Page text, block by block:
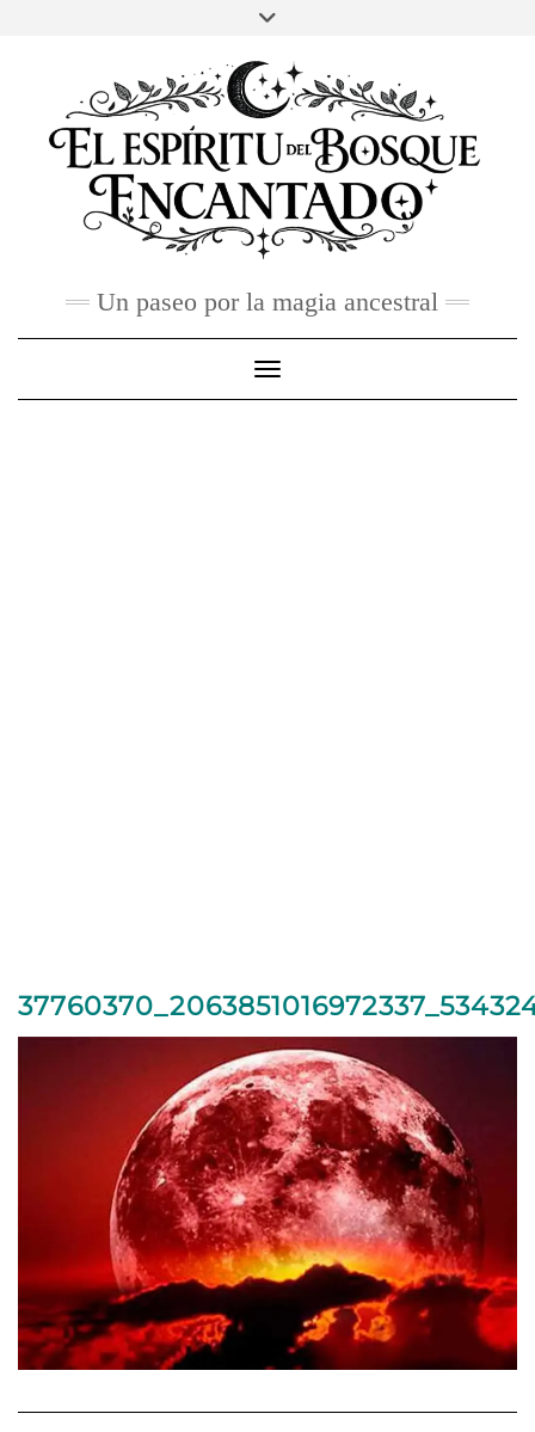
FACEBOOK
TWITTER
INSTAGRAM
PINTEREST
TUBE
CONTACTO
Un paseo por la magia ancestral
Toggle Navigation